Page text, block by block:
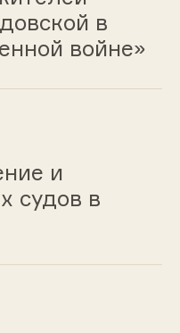
в
войне»
и
судов в